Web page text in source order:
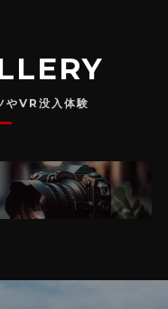
やVR没入体験